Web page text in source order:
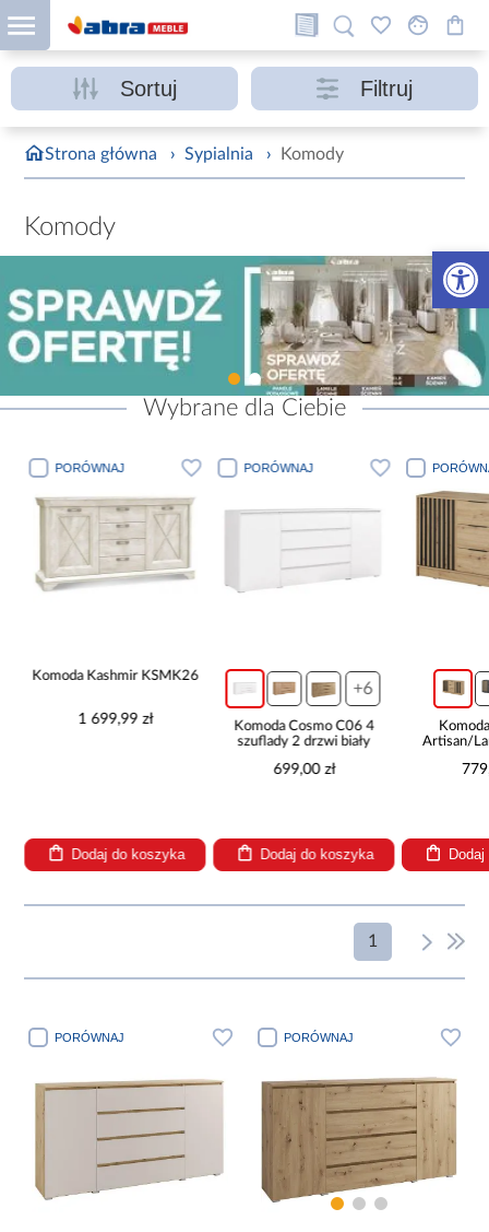
Otwórz
Sortuj Filtruj
Strona główna › Sypialnia › Komody
Komody
Wybrane dla Ciebie
PORÓWNAJ
Komoda Kashmir KSMK26
1 699,99 zł
Dodaj do koszyka
PORÓWNAJ
+6
Komoda Cosmo C06 4
szuflady 2 drzwi biały
699,00 zł
Dodaj do koszyka
Artisan/
1
PORÓWNAJ PORÓWNAJ